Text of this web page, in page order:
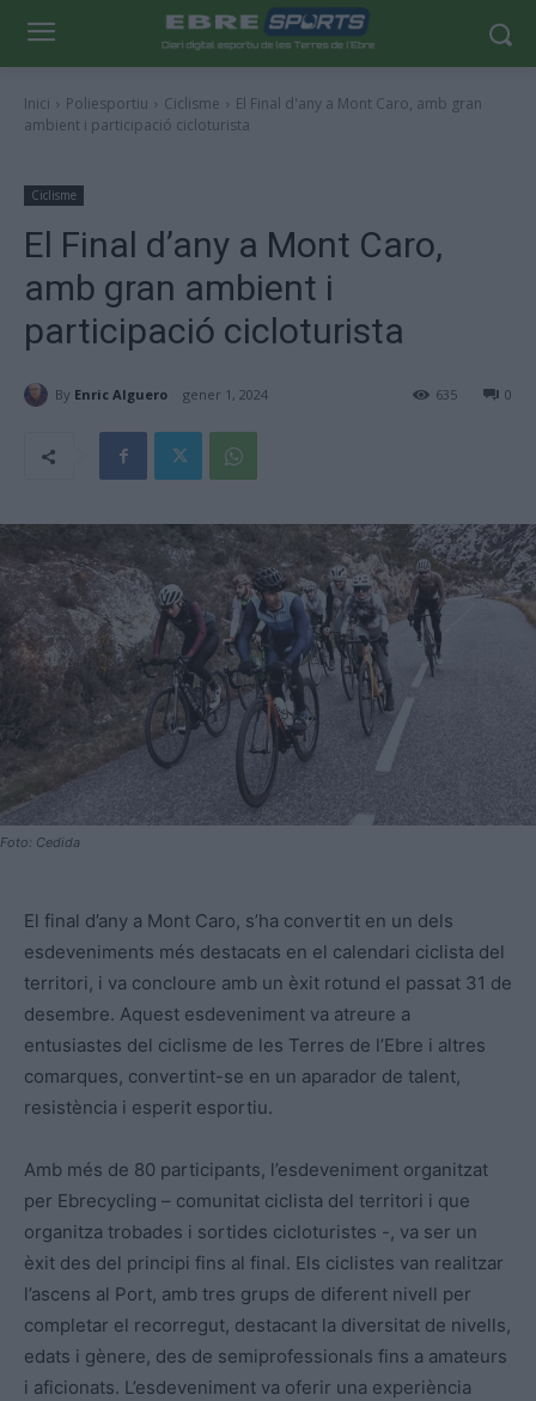
Inici Poliesportiu Ciclisme
El Final d'any a Mont Caro, amb gran
ambient i participació cicloturista
Ciclisme
El Final d’any a Mont Caro,
amb gran ambient i
participació cicloturista
By Enric Alguero gener 1, 2024 0
635
Foto: Cedida
El final d’any a Mont Caro, s’ha convertit en un dels
esdeveniments més destacats en el calendari ciclista del
territori, i va concloure amb un èxit rotund el passat 31 de
desembre. Aquest esdeveniment va atreure a
entusiastes del ciclisme de les Terres de l’Ebre i altres
comarques, convertint-se en un aparador de talent,
resistència i esperit esportiu.
Amb més de 80 participants, l’esdeveniment organitzat
per Ebrecycling – comunitat ciclista del territori i que
organitza trobades i sortides cicloturistes -, va ser un
èxit des del principi fins al final. Els ciclistes van realitzar
l’ascens al Port, amb tres grups de diferent nivell per
completar el recorregut, destacant la diversitat de nivells,
edats i gènere, des de semiprofessionals fins a amateurs
i aficionats. L’esdeveniment va oferir una experiència